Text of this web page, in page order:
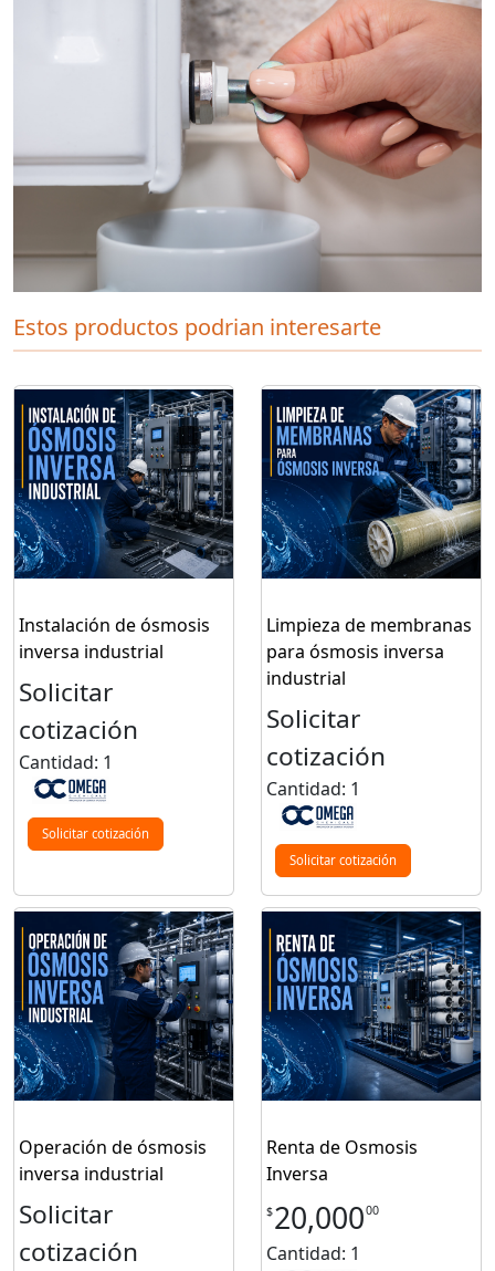
Estos productos podrian interesarte
Instalación de ósmosis
inversa industrial
Solicitar
cotización
Cantidad: 1
Solicitar cotización
Limpieza de membranas
para ósmosis inversa
industrial
Solicitar
cotización
Cantidad: 1
Solicitar cotización
Operación de ósmosis
inversa industrial
Solicitar
cotización
Renta de Osmosis
Inversa
$20,00000
Cantidad: 1